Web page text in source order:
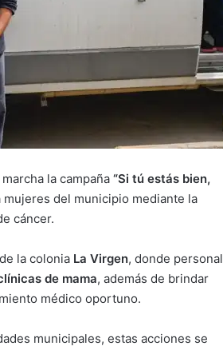
la campaña “Si tú estás bien,
del municipio mediante la
cáncer.
la colonia La Virgen, donde personal
de mama, además de brindar
médico oportuno.
municipales, estas acciones se